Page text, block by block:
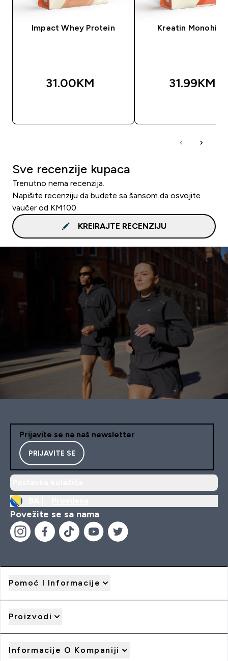
Impact Whey Protein
31.00KM‎
Kreatin
31.99KM‎
Sve recenzije kupaca
Trenutno nema recenzija.
Napišite recenziju da budete sa šansom da osvojite
vaučer od KM100.
KREIRAJTE RECENZIJU
Prijavite se na naš newsletter
PRIJAVITE SE
Povežite se sa nama
Pomoć I Informacije
Proizvodi
Informacije O Kompaniji